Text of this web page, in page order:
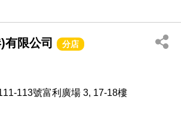
有限公司 分店
113號富利廣場 3, 17-18樓